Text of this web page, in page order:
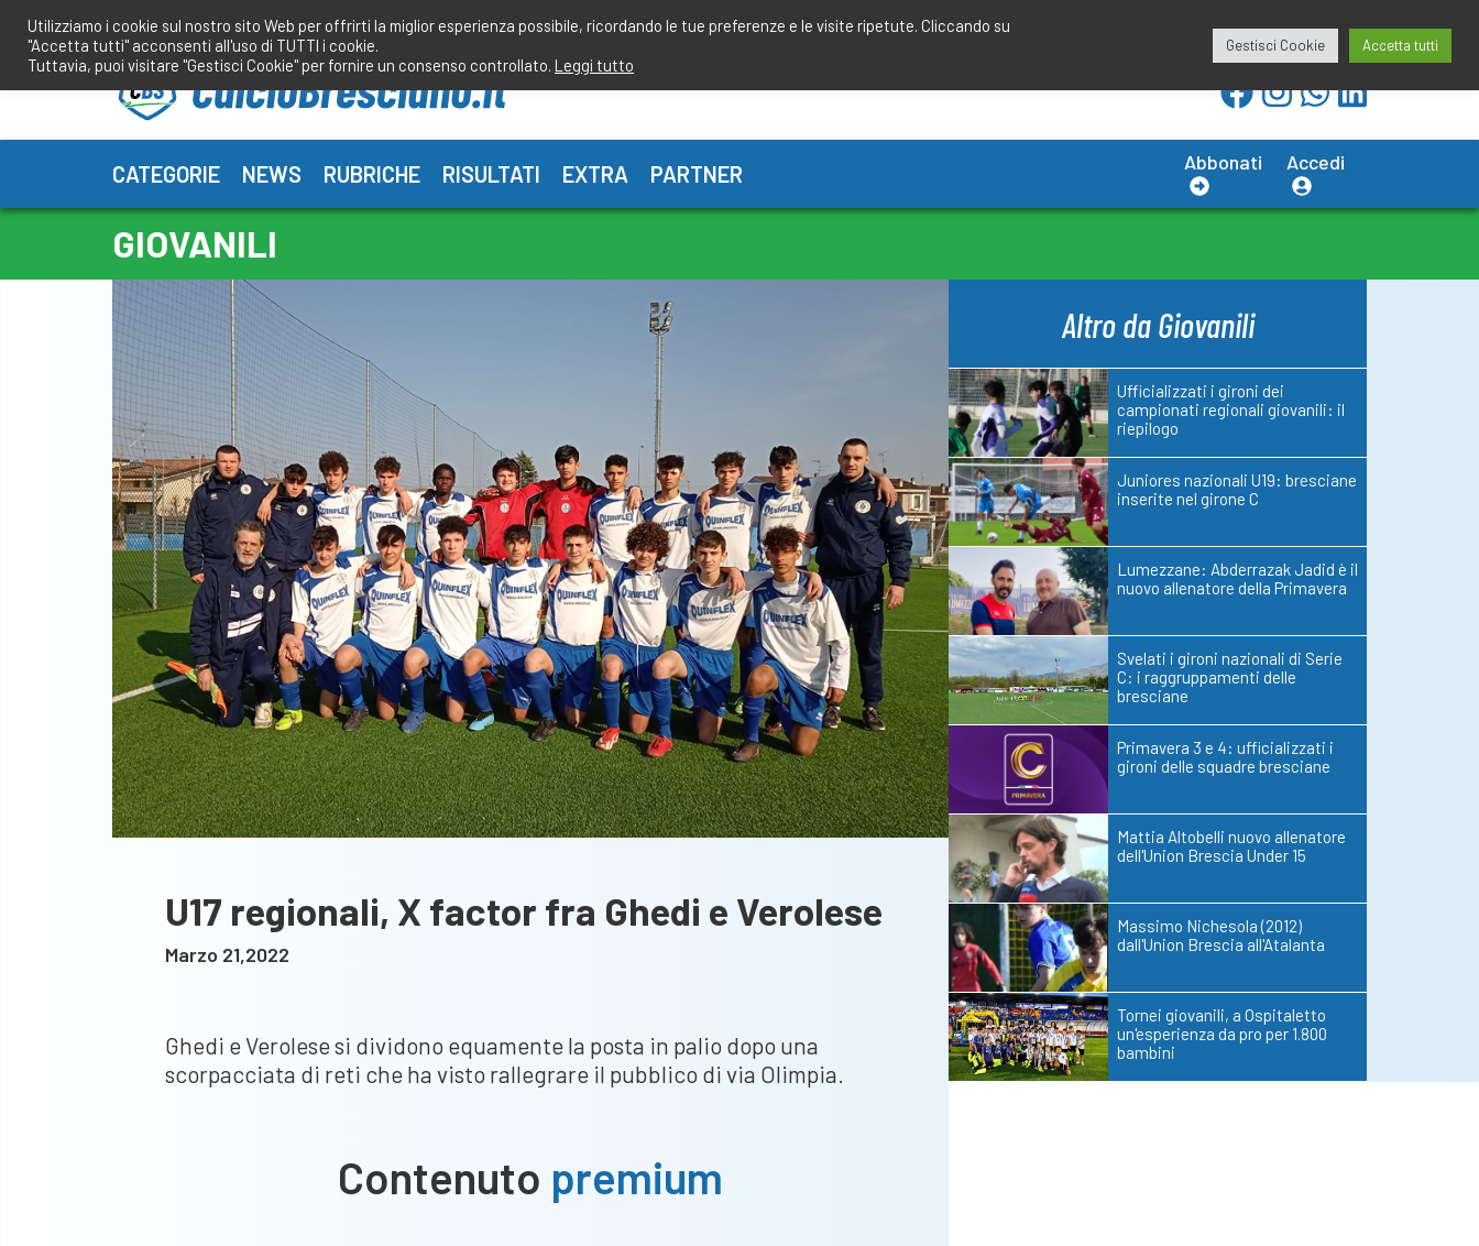
contenuto
redazione@calciobresciano.it
CATEGORIE NEWS RUBRICHE RISULTATI EXTRA PARTNER Abbonati Accedi
GIOVANILI
U17 regionali, X factor fra Ghedi e Verolese
Marzo 21,2022
Ghedi e Verolese si dividono equamente la posta in palio dopo una
scorpacciata di reti che ha visto rallegrare il pubblico di via Olimpia.
Contenuto premium
Altro da Giovanili
Ufficializzati i gironi dei
campionati regionali giovanili: il
riepilogo
Juniores nazionali U19: bresciane
inserite nel girone C
Lumezzane: Abderrazak Jadid è il
nuovo allenatore della Primavera
Svelati i gironi nazionali di Serie
C: i raggruppamenti delle
bresciane
Primavera 3 e 4: ufficializzati i
gironi delle squadre bresciane
Mattia Altobelli nuovo allenatore
dell'Union Brescia Under 15
Massimo Nichesola (2012)
dall'Union Brescia all'Atalanta
Tornei giovanili, a Ospitaletto
un'esperienza da pro per 1.800
bambini
Utilizziamo i cookie sul nostro sito Web per offrirti la miglior esperienza possibile, ricordando le tue preferenze e le visite ripetute. Cliccando su
"Accetta tutti" acconsenti all'uso di TUTTI i cookie.
Tuttavia, puoi visitare "Gestisci Cookie" per fornire un consenso controllato. Leggi tutto
Gestisci Cookie Accetta tutti